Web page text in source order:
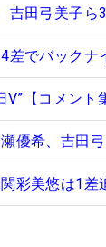
吉田弓美子ら
差でバックナ
【コメント
優希、吉田
彩美悠は1差